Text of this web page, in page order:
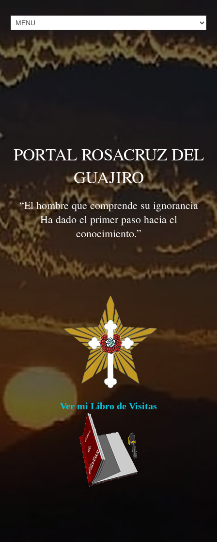
PORTAL ROSACRUZ DEL
GUAJIRO
“El hombre que comprende su ignorancia
Ha dado el primer paso hacia el
conocimiento.”
Ver mi Libro de Visitas